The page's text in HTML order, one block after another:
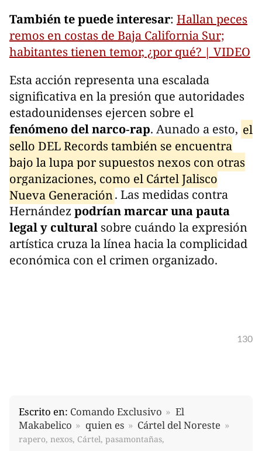
También te puede interesar: Hallan peces
remos en costas de Baja California Sur;
habitantes tienen temor, ¿por qué? | VIDEO
Esta acción representa una escalada
significativa en la presión que autoridades
estadounidenses ejercen sobre el
fenómeno del narco‑rap. Aunado a esto, el
sello DEL Records también se encuentra
bajo la lupa por supuestos nexos con otras
organizaciones, como el Cártel Jalisco
Nueva Generación. Las medidas contra
Hernández podrían marcar una pauta
legal y cultural sobre cuándo la expresión
artística cruza la línea hacia la complicidad
económica con el crimen organizado.
130
Escrito en: Comando Exclusivo
El
Makabelico
quien es Cártel del Noreste
rapero, nexos, Cártel, pasamontañas,